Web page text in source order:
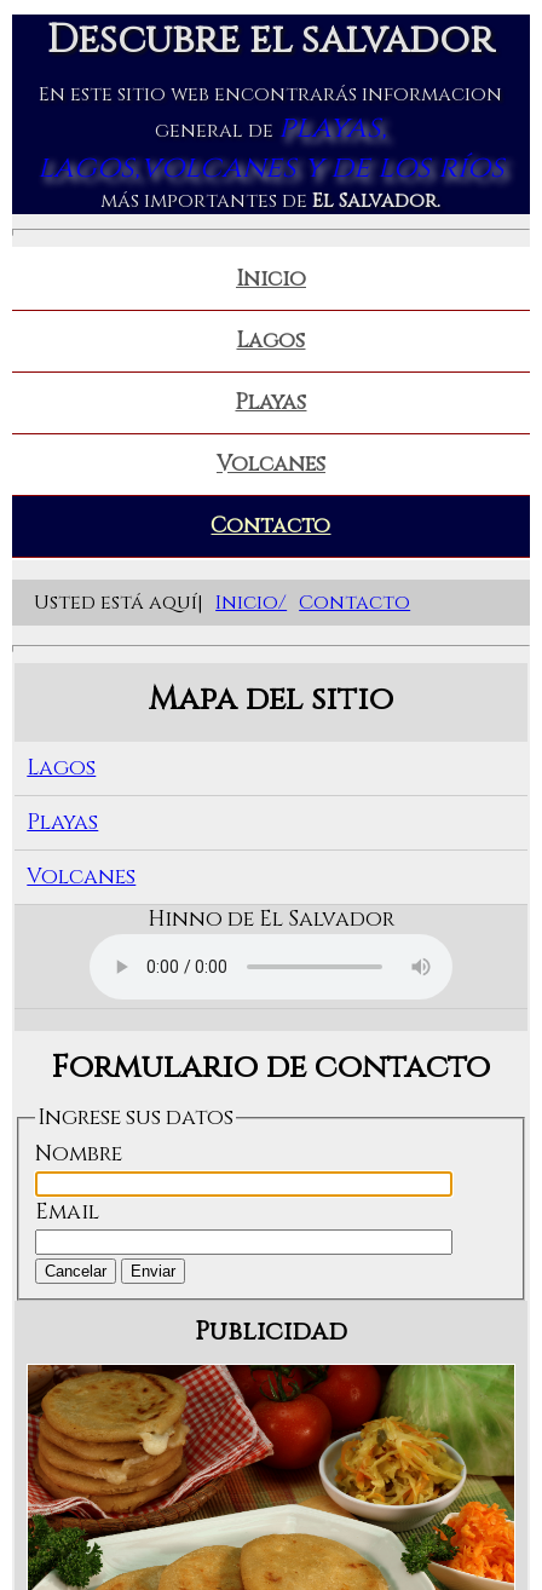
Descubre el salvador
En este sitio web encontrarás informacion
general de playas,
lagos,volcanes y de los ríos
más importantes deEl Salvador.
Inicio
Lagos
Playas
Volcanes
Contacto
Usted está aquí| Inicio/ Contacto
Mapa del sitio
Lagos
Playas
Volcanes
Hinno de El Salvador
Formulario de contacto
Ingrese sus datos
Nombre
Email
Cancelar Enviar
Publicidad